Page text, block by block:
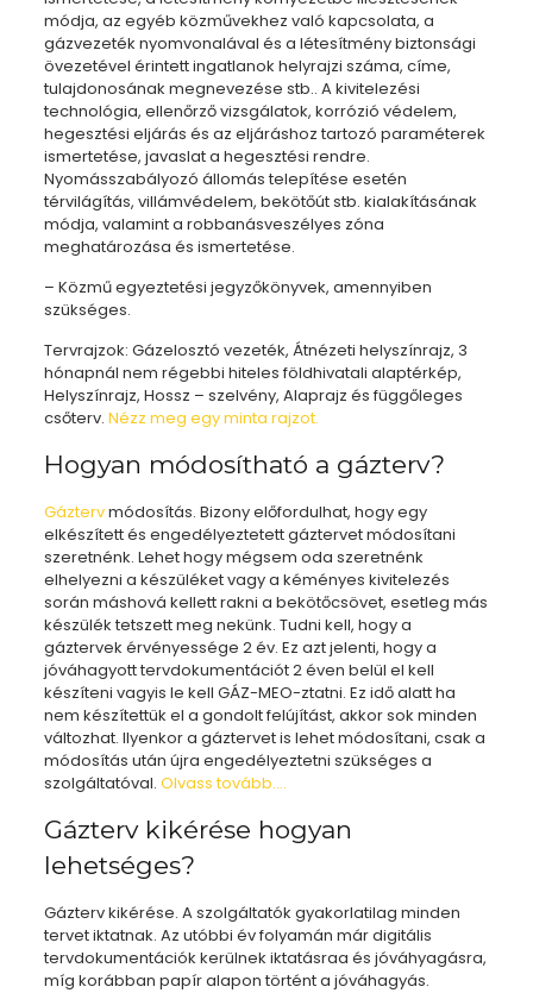
módja, az egyéb közművekhez való kapcsolata, a
gázvezeték nyomvonalával és a létesítmény biztonsági
övezetével érintett ingatlanok helyrajzi száma, címe,
tulajdonosának megnevezése stb.. A kivitelezési
technológia, ellenőrző vizsgálatok, korrózió védelem,
hegesztési eljárás és az eljáráshoz tartozó paraméterek
ismertetése, javaslat a hegesztési rendre.
Nyomásszabályozó állomás telepítése esetén
térvilágítás, villámvédelem, bekötőút stb. kialakításának
módja, valamint a robbanásveszélyes zóna
meghatározása és ismertetése.
– Közmű egyeztetési jegyzőkönyvek, amennyiben
szükséges.
Tervrajzok: Gázelosztó vezeték, Átnézeti helyszínrajz, 3
hónapnál nem régebbi hiteles földhivatali alaptérkép,
Helyszínrajz, Hossz – szelvény, Alaprajz és függőleges
csőterv. Nézz meg egy minta rajzot.
Hogyan módosítható a gázterv?
Gáztervmódosítás. Bizony előfordulhat, hogy egy
elkészített és engedélyeztetett gáztervet módosítani
szeretnénk. Lehet hogy mégsem oda szeretnénk
elhelyezni a készüléket vagy a kéményes kivitelezés
során máshová kellett rakni a bekötőcsövet, esetleg más
készülék tetszett meg nekünk. Tudni kell, hogy a
gáztervek érvényessége 2 év. Ez azt jelenti, hogy a
jóváhagyott tervdokumentációt 2 éven belül el kell
készíteni vagyis le kell GÁZ-MEO-ztatni. Ez idő alatt ha
nem készítettük el a gondolt felújítást, akkor sok minden
változhat. Ilyenkor a gáztervet is lehet módosítani, csak a
módosítás után újra engedélyeztetni szükséges a
szolgáltatóval. Olvass tovább….
Gázterv kikérése hogyan
lehetséges?
Gázterv kikérése. A szolgáltatók gyakorlatilag minden
tervet iktatnak. Az utóbbi év folyamán már digitális
tervdokumentációk kerülnek iktatásraa és jóváhyagásra,
míg korábban papír alapon történt a jóváhagyás.